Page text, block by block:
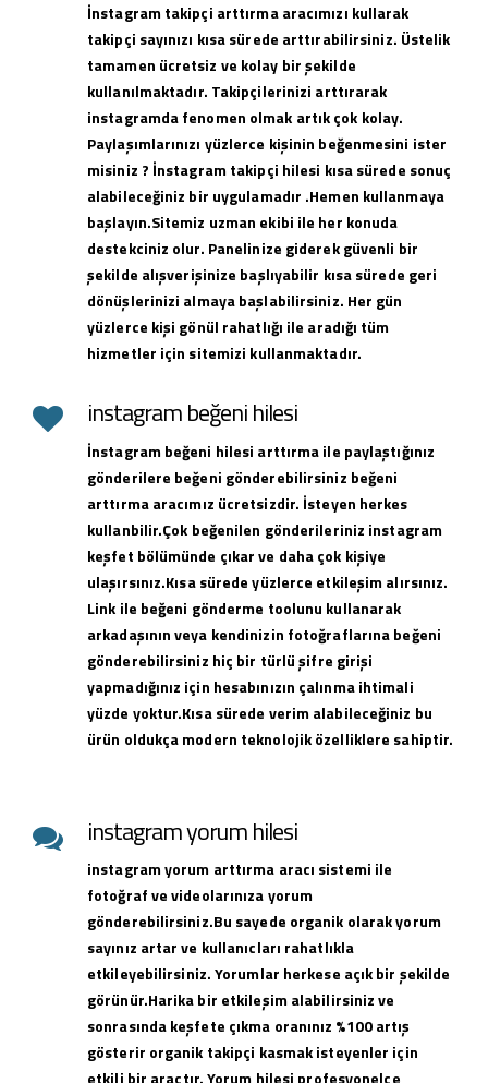
İnstagram takipçi arttırma aracımızı kullarak
takipçi sayınızı kısa sürede arttırabilirsiniz. Üstelik
tamamen ücretsiz ve kolay bir şekilde
kullanılmaktadır. Takipçilerinizi arttırarak
instagramda fenomen olmak artık çok kolay.
Paylaşımlarınızı yüzlerce kişinin beğenmesini ister
misiniz ? İnstagram takipçi hilesi kısa sürede sonuç
alabileceğiniz bir uygulamadır .Hemen kullanmaya
başlayın.Sitemiz uzman ekibi ile her konuda
destekciniz olur. Panelinize giderek güvenli bir
şekilde alışverişinize başlıyabilir kısa sürede geri
dönüşlerinizi almaya başlabilirsiniz. Her gün
yüzlerce kişi gönül rahatlığı ile aradığı tüm
hizmetler için sitemizi kullanmaktadır.
instagram beğeni hilesi
İnstagram beğeni hilesi arttırma ile paylaştığınız
gönderilere beğeni gönderebilirsiniz beğeni
arttırma aracımız ücretsizdir. İsteyen herkes
kullanbilir.Çok beğenilen gönderileriniz instagram
keşfet bölümünde çıkar ve daha çok kişiye
ulaşırsınız.Kısa sürede yüzlerce etkileşim alırsınız.
Link ile beğeni gönderme toolunu kullanarak
arkadaşının veya kendinizin fotoğraflarına beğeni
gönderebilirsiniz hiç bir türlü şifre girişi
yapmadığınız için hesabınızın çalınma ihtimali
yüzde yoktur.Kısa sürede verim alabileceğiniz bu
ürün oldukça modern teknolojik özelliklere sahiptir.
instagram yorum hilesi
instagram yorum arttırma aracı sistemi ile
fotoğraf ve videolarınıza yorum
gönderebilirsiniz.Bu sayede organik olarak yorum
sayınız artar ve kullanıcları rahatlıkla
etkileyebilirsiniz. Yorumlar herkese açık bir şekilde
görünür.Harika bir etkileşim alabilirsiniz ve
sonrasında keşfete çıkma oranınız %100 artış
gösterir organik takipçi kasmak isteyenler için
etkili bir araçtır. Yorum hilesi profesyonelce